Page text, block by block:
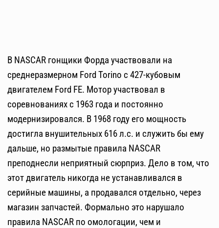
В NASCAR гонщики Форда участвовали на
среднеразмерном Ford Torino с 427-кубовым
двигателем Ford FE. Мотор участвовал в
соревнованиях с 1963 года и постоянно
модернизировался. В 1968 году его мощность
достигла внушительных 616 л.с. и служить бы ему
дальше, но размытые правила NASCAR
преподнесли неприятный сюрприз. Дело в том, что
этот двигатель никогда не устанавливался в
серийные машины, а продавался отдельно, через
магазин запчастей. Формально это нарушало
правила NASCAR по омологации, чем и